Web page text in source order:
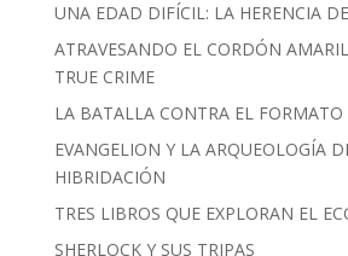
UNA EDAD DIFÍCIL: LA HERENCIA
ATRAVESANDO EL CORDÓN
TRUE CRIME
LA BATALLA CONTRA EL FORMATO
EVANGELION Y LA ARQUEOLOGÍA
HIBRIDACIÓN
TRES LIBROS QUE EXPLORAN EL
SHERLOCK Y SUS TRIPAS